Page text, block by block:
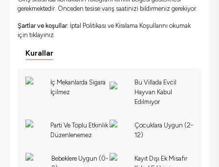
gerekmektedir. Önceden tesise varış saatinizi bildirmeniz gerekiyor.
Şartlar ve koşullar: İptal Politikası ve Kiralama Koşullarını okumak
için tıklayınız.
Kurallar
İç Mekanlarda Sigara
İçilmez
Bu Villada Evcil
Hayvan Kabul
Edilmiyor
Parti Ve Toplu Etkinlik
Düzenlenemez
Çocuklara Uygun (2-
12)
Bebeklere Uygun (0-
Kayıt Dışı Ek Misafir